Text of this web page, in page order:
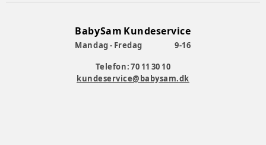
BabySam Kundeservice
Mandag - Fredag
9-16
Telefon: 70 11 30 10
kundeservice@babysam.dk